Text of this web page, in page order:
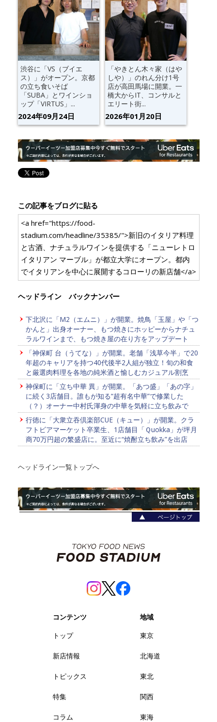
渋谷に「VS（ブイエ
ス）」がオープン。京都
の立ち食いそば
「SUBA」とワインショ
ップ「VIRTUS」...
2024年09月24日
「やきとん木々家（はや
しや）」のれん分け1号
店が高田馬場に開業。一
橋大からIT、コンサルと
エリート街...
2026年01月20日
この記事をブログに貼る
<a href="https://food-
stadium.com/headline/35385/">新旧のイタリア料理
と古酒、ナチュラルワインを提供する「ニューレトロ
イタリアン マーブル」が都立大学にオープン。都内
でイタリアンを中心に展開するコローリの新店舗</a>
ヘッドライン バックナンバー
下北沢に「M2（エムニ）」が開業。焼鳥「玉屋」や「つ
かんと」出身オーナー、もつ焼きにホッピーからナチュ
ラルワインまで、もつ焼き屋の在り方をアップデート
「神保町 台（うてな）」が開業。老舗「浅草今半」で20
年超のキャリアを持つ40代後半2人組が独立！旬の和食
と厳選肉料理を各地の純米酒と愉しむカジュアル割烹
神保町に「立ち中華 異」が開業。「あつ盛」「あの字」
に続く3店舗目。誰もが知る“超有名中華”で修業した
（？）オーナー中村氏渾身の中華を気軽に立ち飲みで
行徳に「大衆立吞倶楽部CUE（キュー）」が開業。クラ
フトビアマーケット卒業生、1店舗目「Ｑuokka」が坪月
商70万円超の繁盛店に。至近に“焼酎立ち飲み”を出店
ヘッドライン一覧トップへ
コンテンツ
トップ
新店情報
トピックス
特集
コラム
地域
東京
北海道
東北
関西
東海